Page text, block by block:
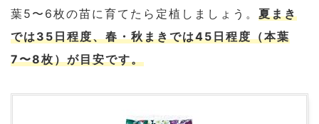
葉5〜6枚の苗に育てたら定植しましょう。 夏まき
では35日程度、春・秋まきでは45日程度（本葉
7〜8枚）が目安です。